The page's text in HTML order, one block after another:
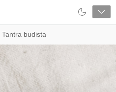
Tantra budista